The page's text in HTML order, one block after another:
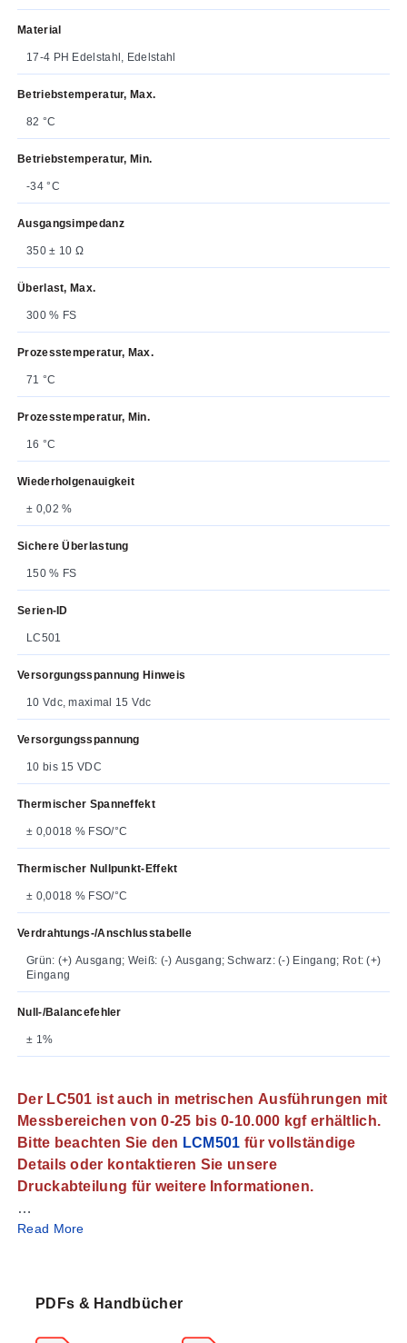
Material
17-4 PH Edelstahl, Edelstahl
Betriebstemperatur, Max.
82 °C
Betriebstemperatur, Min.
-34 °C
Ausgangsimpedanz
350 ± 10 Ω
Überlast, Max.
300 % FS
Prozesstemperatur, Max.
71 °C
Prozesstemperatur, Min.
16 °C
Wiederholgenauigkeit
± 0,02 %
Sichere Überlastung
150 % FS
Serien-ID
LC501
Versorgungsspannung Hinweis
10 Vdc, maximal 15 Vdc
Versorgungsspannung
10 bis 15 VDC
Thermischer Spanneffekt
± 0,0018 % FSO/°C
Thermischer Nullpunkt-Effekt
± 0,0018 % FSO/°C
Verdrahtungs-/Anschlusstabelle
Grün: (+) Ausgang; Weiß: (-) Ausgang; Schwarz: (-) Eingang; Rot: (+)
Eingang
Null-/Balancefehler
± 1%
Der LC501 ist auch in metrischen Ausführungen mit
Messbereichen von 0-25 bis 0-10.000 kgf erhältlich.
Bitte beachten Sie den LCM501 für vollständige
Details oder kontaktieren Sie unsere
Druckabteilung für weitere Informationen.
SPEZIFIKATIONEN
5-Punkt-Kalibrierung (in Kompression):
Linearität:
± 0,03 % FSO
Read More
PDFs & Handbücher